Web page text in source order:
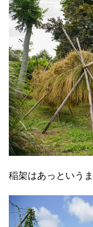
稲架はあっという